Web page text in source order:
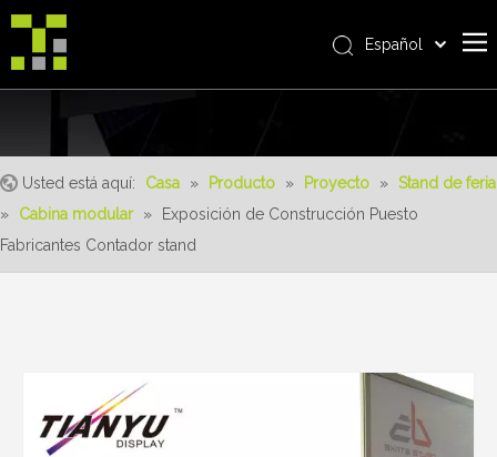
Sobre nosotros
Producto
Servicio
Contáctenos
Español
English
Usted está aquí: Casa » Producto » Proyecto » Stand de feria
»
Cabina modular »
Exposición de Construcción Puesto
Fabricantes Contador stand